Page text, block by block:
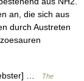
an, die sich aus
durch Austreten
…
The